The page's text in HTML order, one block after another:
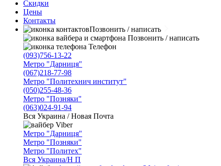
Скидки
Цены
Контакты
Позвонить / написать
Позвонить / написать
Телефон
(093)756-13-22
Метро "Дарниця"
(067)218-77-98
Метро "Политехнич институт"
(050)255-48-36
Метро "Позняки"
(063)024-91-94
Вся Украина / Новая Почта
Viber
Метро "Дарниця"
Метро "Позняки"
Метро "Политех"
Вся Украина/Н П